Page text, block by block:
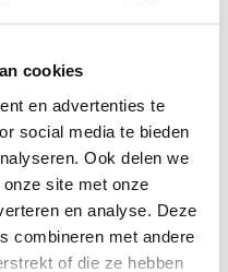
cookies
en advertenties te
social media te bieden
Ook delen we
site met onze
en analyse. Deze
combineren met andere
of die ze hebben
zonder zorgen.
is ontworpen
en comfort. Van
ondergoed, we bieden
optimale
vocht.